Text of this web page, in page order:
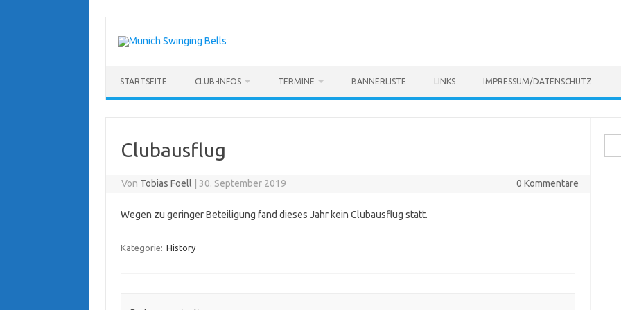
springen
STARTSEITE CLUB-INFOS TERMINE BANNERLISTE LINKS IMPRESSUM/DATENSCHUTZ
Clubausflug
Von Tobias Foell 30. September 2019 0 Kommentare
Wegen zu geringer Beteiligung fand dieses Jahr kein Clubausflug statt.
Kategorie: History